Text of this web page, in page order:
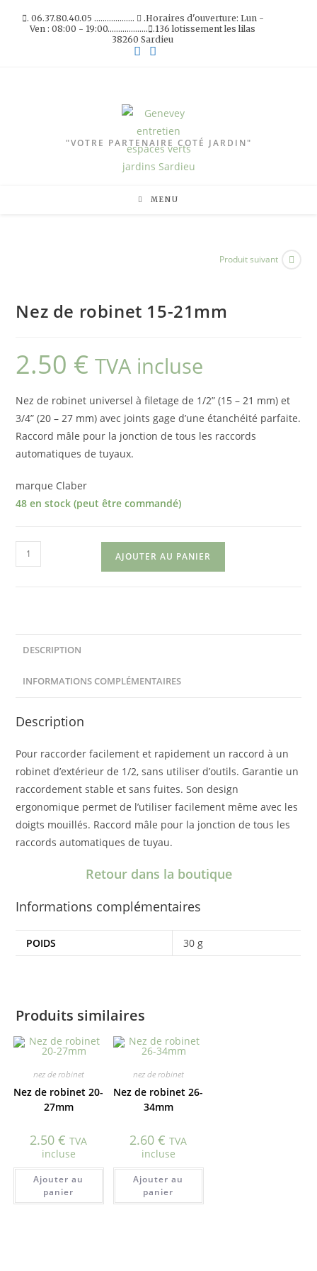
. 06.37.80.40.05 ...................
.Horaires d'ouverture: Lun -
Ven : 08:00 - 19:00................... .136 lotissement les lilas
38260 Sardieu
"VOTRE PARTENAIRE COTÉ JARDIN"
MENU
Produit suivant
Nez de robinet 15-21mm
2.50 € TVA incluse
Nez de robinet universel à filetage de 1/2” (15 – 21 mm) et
3/4” (20 – 27 mm) avec joints gage d’une étanchéité parfaite.
Raccord mâle pour la jonction de tous les raccords
automatiques de tuyaux.
marque Claber
48 en stock (peut être commandé)
quantité
de
21mm
AJOUTER AU PANIER
DESCRIPTION
INFORMATIONS COMPLÉMENTAIRES
Description
Pour raccorder facilement et rapidement un raccord à un
robinet d’extérieur de 1/2, sans utiliser d’outils. Garantie un
raccordement stable et sans fuites. Son design
ergonomique permet de l’utiliser facilement même avec les
doigts mouillés. Raccord mâle pour la jonction de tous les
raccords automatiques de tuyau.
Retour dans la boutique
Informations complémentaires
POIDS 30 g
Produits similaires
nez de robinet
Nez de robinet 20-
27mm
2.50€ TVA
incluse
Ajouter au
panier
nez de robinet
Nez de robinet 26-
34mm
2.60€ TVA
incluse
Ajouter au
panier